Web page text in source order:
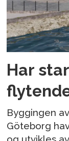
Har
Byggingen
Göteborg
og utvikles